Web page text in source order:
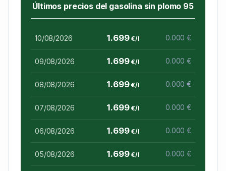
Últimos precios del gasolina sin plomo 95
10/08/2026 1.699€/l 0.000 €
09/08/2026 1.699€/l 0.000 €
08/08/2026 1.699€/l 0.000 €
07/08/2026 1.699€/l 0.000 €
06/08/2026 1.699€/l 0.000 €
05/08/2026 1.699€/l 0.000 €